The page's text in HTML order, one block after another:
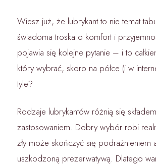
Wiesz już, że lubrykant to nie temat
świadoma troska o komfort i
pojawia się kolejne pytanie – i to
który wybrać, skoro na półce (i w
tyle?
Rodzaje lubrykantów różnią się
zastosowaniem. Dobry wybór robi
zły może skończyć się podrażnieniem
uszkodzoną prezerwatywą. Dlatego